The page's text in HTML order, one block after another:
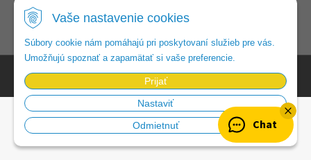
Vaše nastavenie cookies
Súbory cookie nám pomáhajú pri poskytovaní služieb pre vás.
Umožňujú spoznať a zapamätať si vaše preferencie.
Prijať
Nastaviť
Odmietnuť
spoločnostiWEBYGROUP
Chat